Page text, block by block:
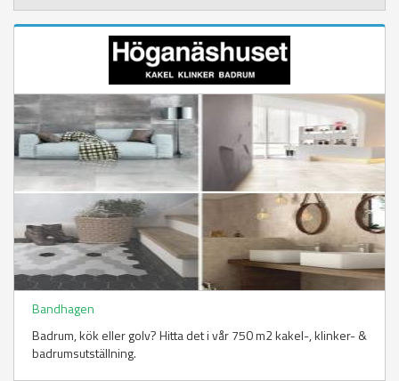
Bandhagen
Badrum, kök eller golv? Hitta det i vår 750 m2 kakel-, klinker- &
badrumsutställning.